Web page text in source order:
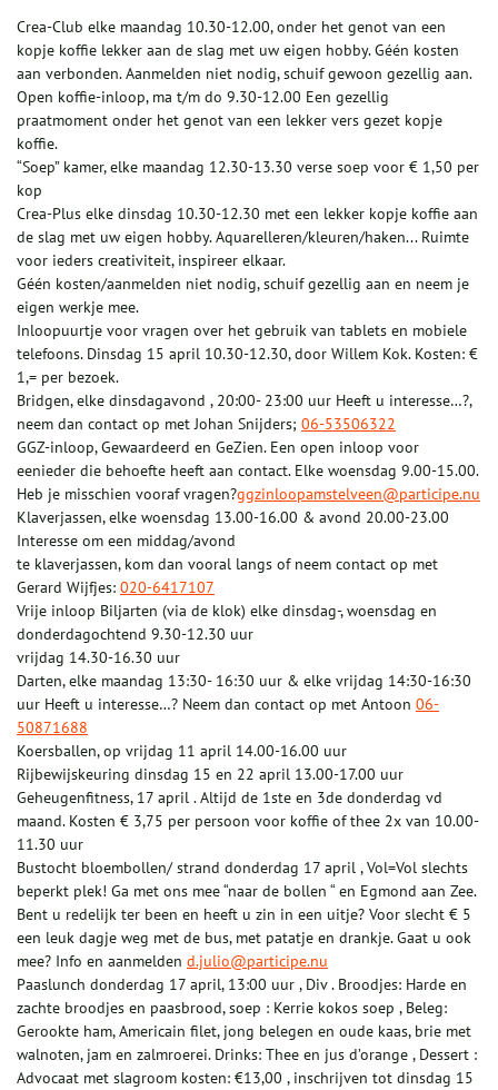
Crea-Club elke maandag 10.30-12.00, onder het genot van een
kopje koffie lekker aan de slag met uw eigen hobby. Géén kosten
aan verbonden. Aanmelden niet nodig, schuif gewoon gezellig aan.
Open koffie-inloop, ma t/m do 9.30-12.00 Een gezellig
praatmoment onder het genot van een lekker vers gezet kopje
koffie.
“Soep” kamer, elke maandag 12.30-13.30 verse soep voor € 1,50 per
kop
Crea-Plus elke dinsdag 10.30-12.30 met een lekker kopje koffie aan
de slag met uw eigen hobby. Aquarelleren/kleuren/haken... Ruimte
voor ieders creativiteit, inspireer elkaar.
Géén kosten/aanmelden niet nodig, schuif gezellig aan en neem je
eigen werkje mee.
Inloopuurtje voor vragen over het gebruik van tablets en mobiele
telefoons. Dinsdag 15 april 10.30-12.30, door Willem Kok. Kosten: €
1,= per bezoek.
Bridgen, elke dinsdagavond , 20:00- 23:00 uur Heeft u interesse…?,
neem dan contact op met Johan Snijders; 06-53506322
GGZ-inloop, Gewaardeerd en GeZien. Een open inloop voor
eenieder die behoefte heeft aan contact. Elke woensdag 9.00-15.00.
Heb je misschien vooraf vragen?ggzinloopamstelveen@participe.nu
Klaverjassen, elke woensdag 13.00-16.00 & avond 20.00-23.00
Interesse om een middag/avond
te klaverjassen, kom dan vooral langs of neem contact op met
Gerard Wijfjes: 020-6417107
Vrije inloop Biljarten (via de klok) elke dinsdag-, woensdag en
donderdagochtend 9.30-12.30 uur
vrijdag 14.30-16.30 uur
Darten, elke maandag 13:30- 16:30 uur & elke vrijdag 14:30-16:30
uur Heeft u interesse…? Neem dan contact op met Antoon 06-
50871688
Koersballen, op vrijdag 11 april 14.00-16.00 uur
Rijbewijskeuring dinsdag 15 en 22 april 13.00-17.00 uur
Geheugenfitness, 17 april . Altijd de 1ste en 3de donderdag vd
maand. Kosten € 3,75 per persoon voor koffie of thee 2x van 10.00-
11.30 uur
Bustocht bloembollen/ strand donderdag 17 april , Vol=Vol slechts
beperkt plek! Ga met ons mee “naar de bollen “ en Egmond aan Zee.
Bent u redelijk ter been en heeft u zin in een uitje? Voor slecht € 5
een leuk dagje weg met de bus, met patatje en drankje. Gaat u ook
mee? Info en aanmelden d.julio@participe.nu
Paaslunch donderdag 17 april, 13:00 uur , Div . Broodjes: Harde en
zachte broodjes en paasbrood, soep : Kerrie kokos soep , Beleg:
Gerookte ham, Americain filet, jong belegen en oude kaas, brie met
walnoten, jam en zalmroerei. Drinks: Thee en jus d’orange , Dessert :
Advocaat met slagroom kosten: €13,00 , inschrijven tot dinsdag 15